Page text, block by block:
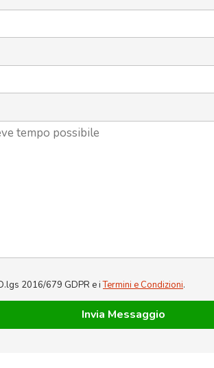
2016/679 GDPR e iTermini e Condizioni.